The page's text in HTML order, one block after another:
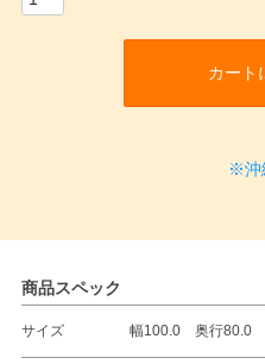
カート
※沖
商品スペック
サイズ 幅100.0 奥行80.0